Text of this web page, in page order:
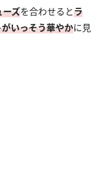
ーズを合わせるとラ
いっそう華やかに見